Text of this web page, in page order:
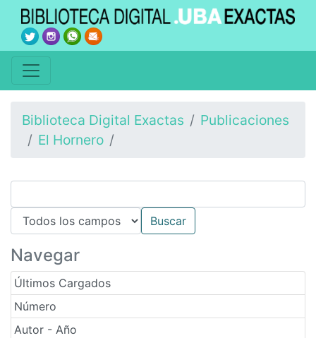
Biblioteca Digital Exactas
Publicaciones
El Hornero
Navegar
Últimos Cargados
Número
Autor - Año